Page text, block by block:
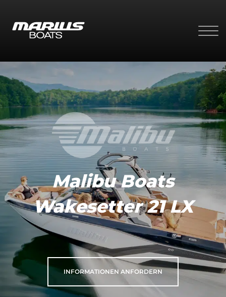
Malibu Boats
Wakesetter 21 LX
INFORMATIONEN ANFORDERN